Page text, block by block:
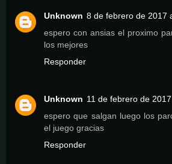
Unknown 8 de febrero de 2017
espero con ansias el proximo
los mejores
Responder
Unknown 11 de febrero de
espero que salgan luego los
el juego gracias
Responder